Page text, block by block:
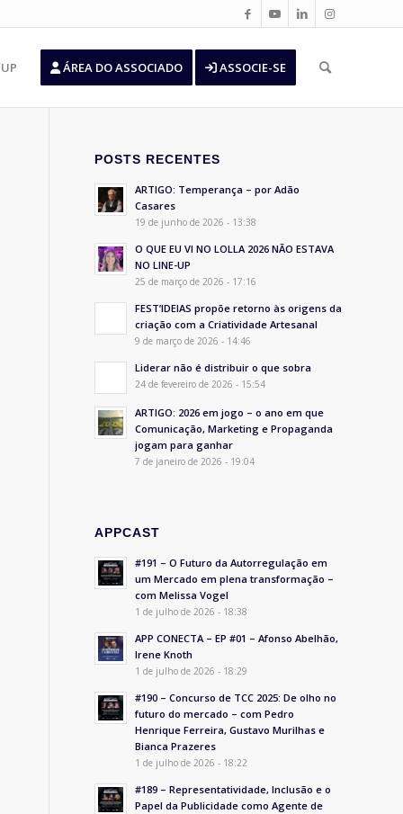
ÁREA DO ASSOCIADO ASSOCIE-SE
POSTS RECENTES
ARTIGO: Temperança – por Adão
Casares
19 de junho de 2026 - 13:38
O QUE EU VI NO LOLLA 2026 NÃO ESTAVA
NO LINE-UP
25 de março de 2026 - 17:16
FEST’IDEIAS propõe retorno às origens da
criação com a Criatividade Artesanal
9 de março de 2026 - 14:46
Liderar não é distribuir o que sobra
24 de fevereiro de 2026 - 15:54
ARTIGO: 2026 em jogo – o ano em que
Comunicação, Marketing e Propaganda
jogam para ganhar
7 de janeiro de 2026 - 19:04
APPCAST
#191 – O Futuro da Autorregulação em
um Mercado em plena transformação –
com Melissa Vogel
1 de julho de 2026 - 18:38
APP CONECTA – EP #01 – Afonso Abelhão,
Irene Knoth
1 de julho de 2026 - 18:29
#190 – Concurso de TCC 2025: De olho no
futuro do mercado – com Pedro
Henrique Ferreira, Gustavo Murilhas e
Bianca Prazeres
1 de julho de 2026 - 18:22
#189 – Representatividade, Inclusão e o
Papel da Publicidade como Agente de